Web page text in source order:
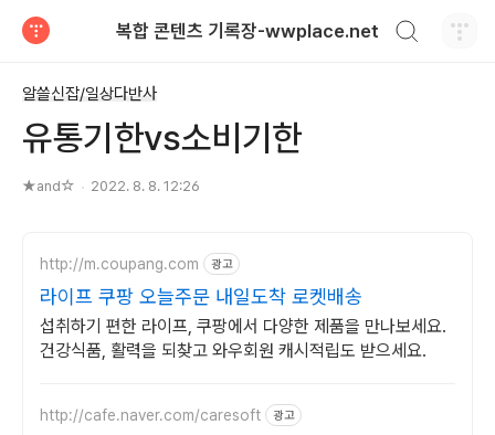
복합 콘텐츠 기록장-wwplace.net
알쓸신잡/일상다반사
유통기한vs소비기한
★and☆ 2022. 8. 8. 12:26
http://m.coupang.com 광고
라이프 쿠팡 오늘주문 내일도착 로켓배송
섭취하기 편한 라이프, 쿠팡에서 다양한 제품을 만나보세요.
건강식품, 활력을 되찾고 와우회원 캐시적립도 받으세요.
http://cafe.naver.com/caresoft 광고